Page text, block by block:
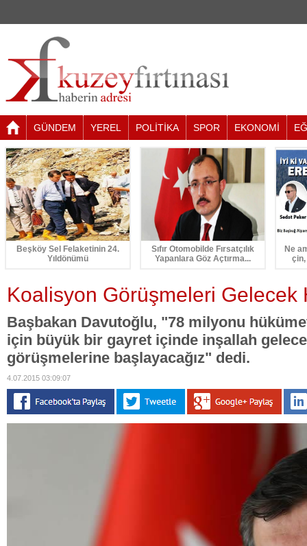
GÜNDEM YEREL POLİTİKA SPOR EKONOMİ
Beşköy Sel Felaketinin 24.
Yıldönümü
Sıfır Otomobilde Fırsatçılık
Yapanlara Göz Açtırma...
Ne
Koalisyon Görüşmeleri Gelecek
Başbakan Davutoğlu, "78 milyonu
için büyük bir gayret içinde inşallah
görüşmelerine başlayacağız" dedi.
4.07.2015 03:09:07